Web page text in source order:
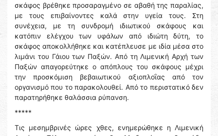
σκάφος βρέθηκε προσαραγμένο σε αβαθή της παραλίας,
με τους επιβαίνοντες καλά στην υγεία τους. Στη
συνέχεια, με τη συνδρομή ιδιωτικού σκάφους και
κατόπιν ελέγχου των υφάλων από ιδιώτη δύτη, το
σκάφος αποκολλήθηκε και κατέπλευσε με ιδία μέσα στο
λιμάνι του Γάιου των Παξών. Από τη Λιμενική Αρχή των
Παξών απαγορεύτηκε ο απόπλους του σκάφους μέχρι
την προσκόμιση βεβαιωτικού αξιοπλοΐας από τον
οργανισμό που το παρακολουθεί. Από το περιστατικό δεν
παρατηρήθηκε θαλάσσια ρύπανση.
*****
Τις μεσημβρινές ώρες χθες, ενημερώθηκε η Λιμενική